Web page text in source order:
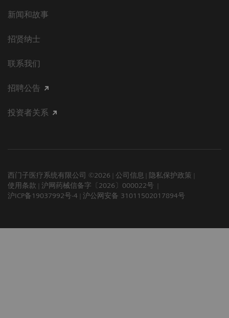
新闻和故事
招贤纳士
联系我们
招聘公告
投资者关系
西门子医疗系统有限公司 ©2026 公司信息
隐私保护政策
使用条款
沪网药械信备字〔2026〕000022号
沪ICP备19037992号-4
沪公网安备 31011502017894号